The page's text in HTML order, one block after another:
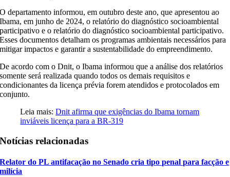
O departamento informou, em outubro deste ano, que apresentou ao
Ibama, em junho de 2024, o relatório do diagnóstico socioambiental
participativo e o relatório do diagnóstico socioambiental participativo.
Esses documentos detalham os programas ambientais necessários para
mitigar impactos e garantir a sustentabilidade do empreendimento.
De acordo com o Dnit, o Ibama informou que a análise dos relatórios
somente será realizada quando todos os demais requisitos e
condicionantes da licença prévia forem atendidos e protocolados em
conjunto.
Leia mais:Dnit afirma que exigências do Ibama tornam
inviáveis licença para a BR-319
Notícias relacionadas
Relator do PL antifacação no Senado cria tipo penal para facção e
milícia